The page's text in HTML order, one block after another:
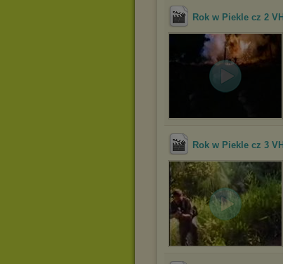
Rok w Piekle cz 2
Rok w Piekle cz 3